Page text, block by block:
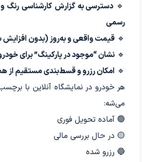
🔹
رسمی
🔹 قیمت واقعی و به‌روز (بدون
🔹 نشان “موجود در پارکینگ” برای
🔹 امکان رزرو و قسط‌بندی مستقیم از
هر خودرو در نمایشگاه آنلاین با
می‌شه:
🟢 آماده تحویل فوری
🟡 در حال بررسی مالی
🔵 رزرو شده